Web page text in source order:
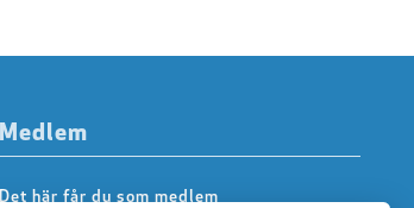
Medlem
Det här får du som medlem